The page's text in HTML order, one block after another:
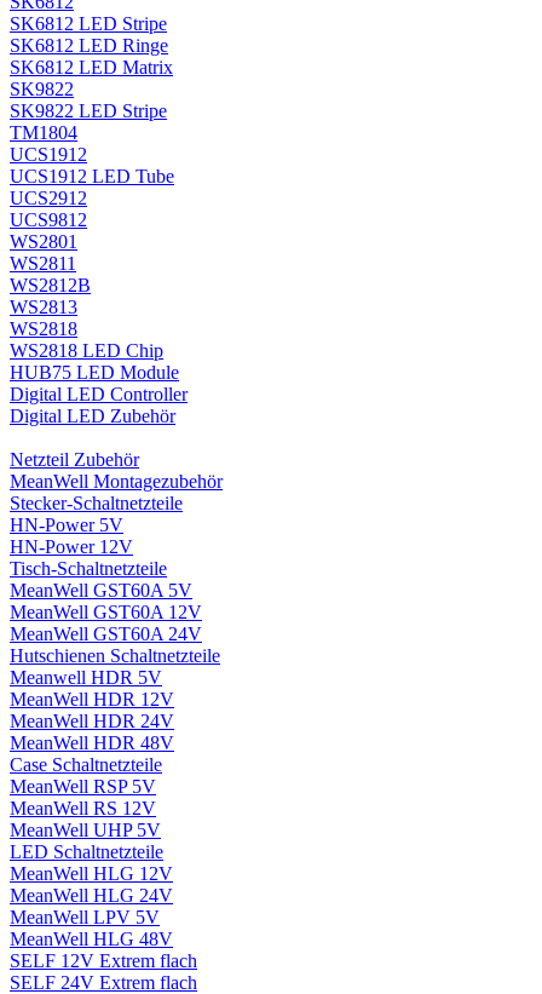
SK6812 LED Stripe
SK6812 LED Ringe
SK6812 LED Matrix
SK9822
SK9822 LED Stripe
TM1804
UCS1912
UCS1912 LED Tube
UCS2912
UCS9812
WS2801
WS2811
WS2812B
WS2813
WS2818
WS2818 LED Chip
HUB75 LED Module
Digital LED Controller
Digital LED Zubehör
Netzteil Zubehör
MeanWell Montagezubehör
Stecker-Schaltnetzteile
HN-Power 5V
HN-Power 12V
Tisch-Schaltnetzteile
MeanWell GST60A 5V
MeanWell GST60A 12V
MeanWell GST60A 24V
Hutschienen Schaltnetzteile
Meanwell HDR 5V
MeanWell HDR 12V
MeanWell HDR 24V
MeanWell HDR 48V
Case Schaltnetzteile
MeanWell RSP 5V
MeanWell RS 12V
MeanWell UHP 5V
LED Schaltnetzteile
MeanWell HLG 12V
MeanWell HLG 24V
MeanWell LPV 5V
MeanWell HLG 48V
SELF 12V Extrem flach
SELF 24V Extrem flach